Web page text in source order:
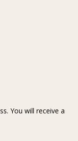
You will receive a